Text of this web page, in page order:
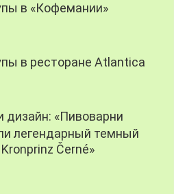
в «Кофемании»
в ресторане Atlantica
дизайн: «Пивоварни
легендарный темный
Černé»